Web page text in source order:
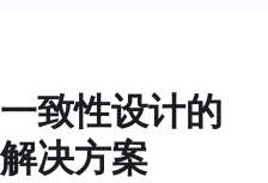
致性设计的
决方案